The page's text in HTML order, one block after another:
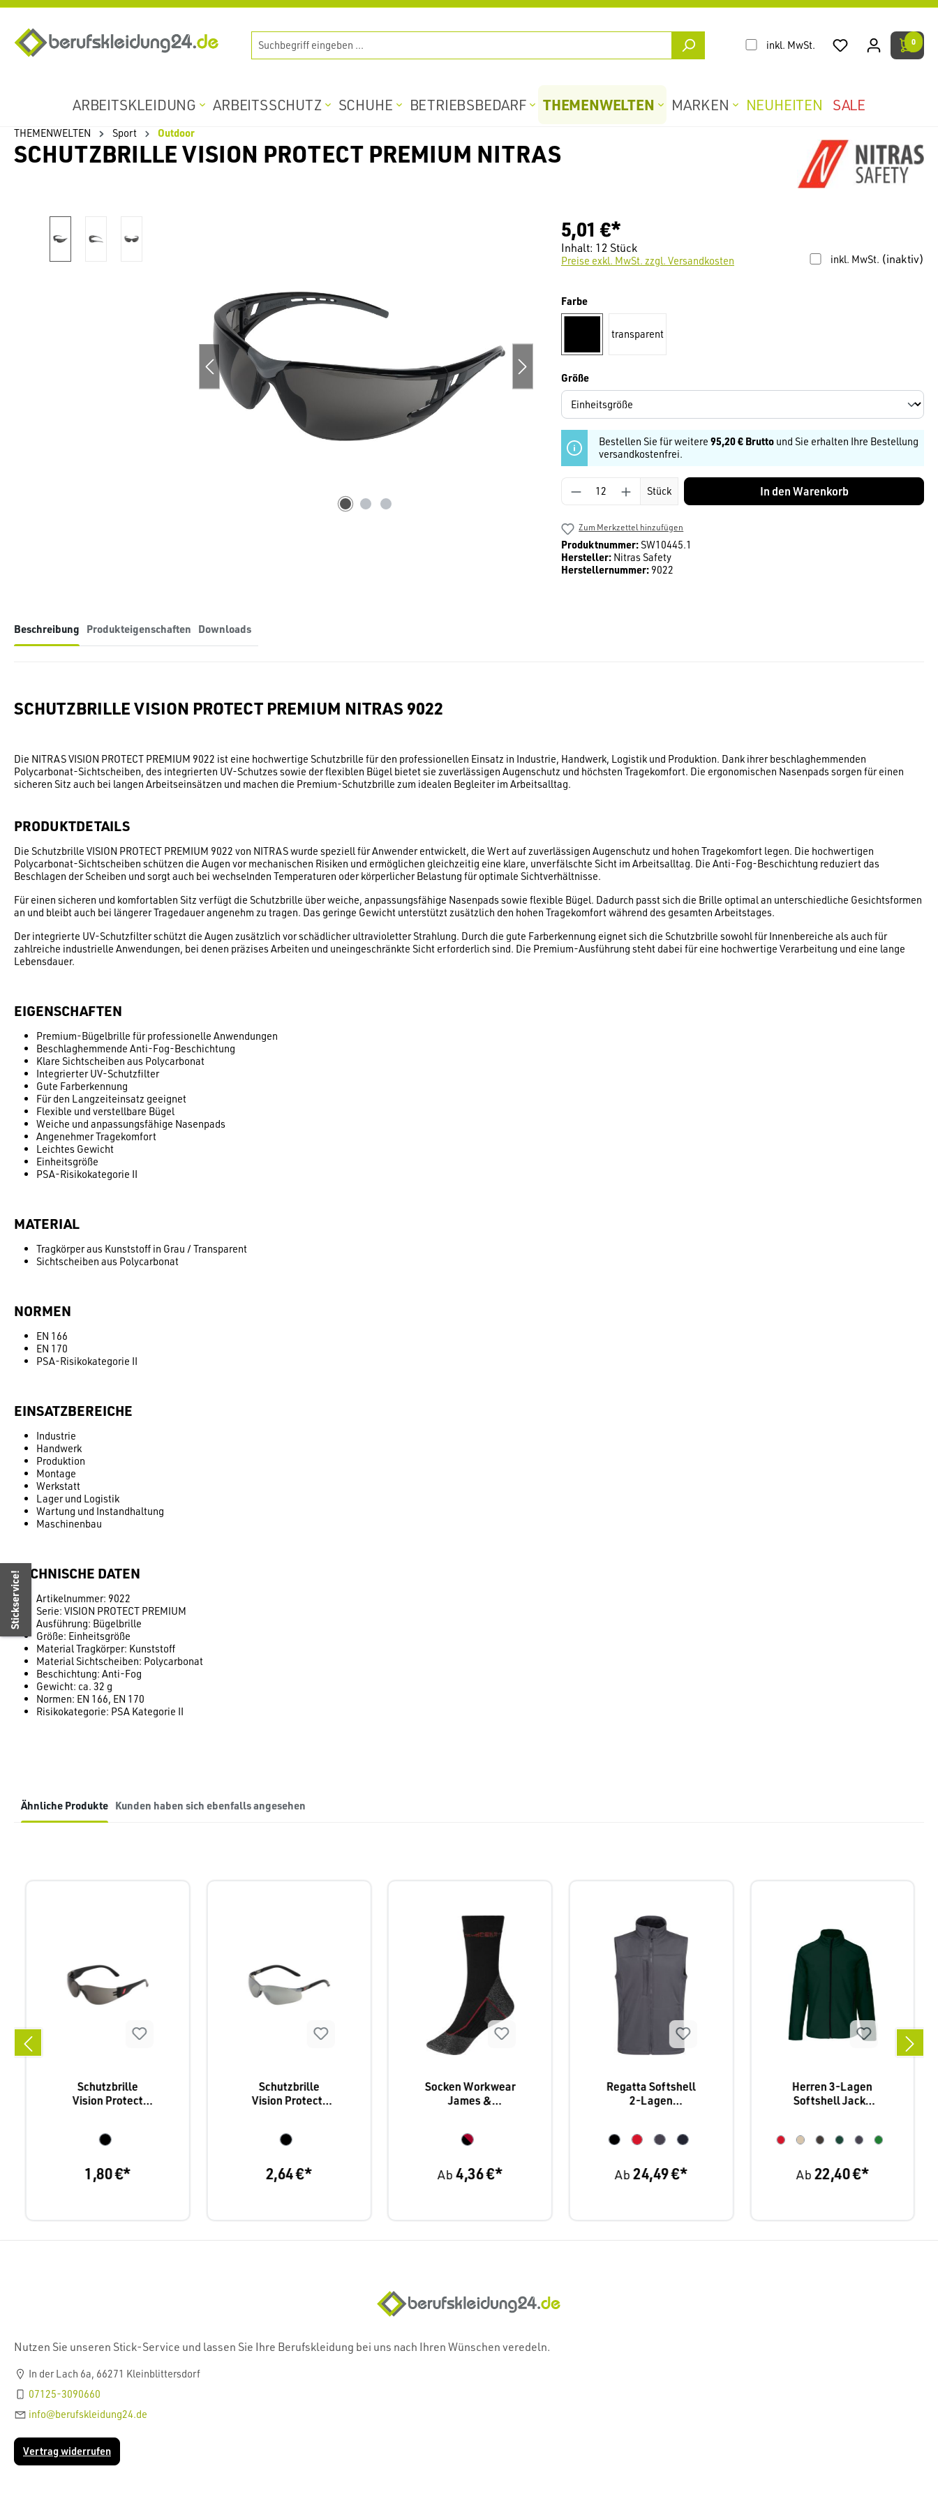
inkl. MwSt. 0
ARBEITSKLEIDUNG ARBEITSSCHUTZ SCHUHE BETRIEBSBEDARF THEMENWELTEN MARKEN NEUHEITEN SALE
THEMENWELTEN Sport Outdoor
SCHUTZBRILLE VISION PROTECT PREMIUM NITRAS
5,01 €*
Inhalt: 12 Stück
inkl. MwSt. (inaktiv)
Preise exkl. MwSt. zzgl. Versandkosten
Farbeauswählen
schwarztransparent
Größeauswählen
Bestellen Sie für weitere 95,20 € Brutto und Sie erhalten Ihre Bestellung
versandkostenfrei.
Produkt Anzahl: Gib den gewünschten Wert ein
Stück In den Warenkorb
Zum Merkzettel hinzufügen
Produktnummer:SW10445.1
Hersteller: Nitras Safety
Herstellernummer: 9022
Beschreibung Produkteigenschaften Downloads
SCHUTZBRILLE VISION PROTECT PREMIUM NITRAS 9022
Die NITRAS VISION PROTECT PREMIUM 9022 ist eine hochwertige Schutzbrille für den professionellen Einsatz in Industrie, Handwerk, Logistik und Produktion. Dank ihrer beschlaghemmenden
Polycarbonat-Sichtscheiben, des integrierten UV-Schutzes sowie der flexiblen Bügel bietet sie zuverlässigen Augenschutz und höchsten Tragekomfort. Die ergonomischen Nasenpads sorgen für einen
sicheren Sitz auch bei langen Arbeitseinsätzen und machen die Premium-Schutzbrille zum idealen Begleiter im Arbeitsalltag.
PRODUKTDETAILS
Die Schutzbrille VISION PROTECT PREMIUM 9022 von NITRAS wurde speziell für Anwender entwickelt, die Wert auf zuverlässigen Augenschutz und hohen Tragekomfort legen. Die hochwertigen
Polycarbonat-Sichtscheiben schützen die Augen vor mechanischen Risiken und ermöglichen gleichzeitig eine klare, unverfälschte Sicht im Arbeitsalltag. Die Anti-Fog-Beschichtung reduziert das
Beschlagen der Scheiben und sorgt auch bei wechselnden Temperaturen oder körperlicher Belastung für optimale Sichtverhältnisse.
Für einen sicheren und komfortablen Sitz verfügt die Schutzbrille über weiche, anpassungsfähige Nasenpads sowie flexible Bügel. Dadurch passt sich die Brille optimal an unterschiedliche Gesichtsformen
an und bleibt auch bei längerer Tragedauer angenehm zu tragen. Das geringe Gewicht unterstützt zusätzlich den hohen Tragekomfort während des gesamten Arbeitstages.
Der integrierte UV-Schutzfilter schützt die Augen zusätzlich vor schädlicher ultravioletter Strahlung. Durch die gute Farberkennung eignet sich die Schutzbrille sowohl für Innenbereiche als auch für
zahlreiche industrielle Anwendungen, bei denen präzises Arbeiten und uneingeschränkte Sicht erforderlich sind. Die Premium-Ausführung steht dabei für eine hochwertige Verarbeitung und eine lange
Lebensdauer.
EIGENSCHAFTEN
Premium-Bügelbrille für professionelle Anwendungen
Beschlaghemmende Anti-Fog-Beschichtung
Klare Sichtscheiben aus Polycarbonat
Integrierter UV-Schutzfilter
Gute Farberkennung
Für den Langzeiteinsatz geeignet
Flexible und verstellbare Bügel
Weiche und anpassungsfähige Nasenpads
Angenehmer Tragekomfort
Leichtes Gewicht
Einheitsgröße
PSA-Risikokategorie II
MATERIAL
Tragkörper aus Kunststoff in Grau / Transparent
Sichtscheiben aus Polycarbonat
NORMEN
EN 166
EN 170
PSA-Risikokategorie II
EINSATZBEREICHE
Industrie
Handwerk
Produktion
Montage
Werkstatt
Lager und Logistik
Wartung und Instandhaltung
Maschinenbau
TECHNISCHE DATEN
Artikelnummer: 9022
Serie: VISION PROTECT PREMIUM
Ausführung: Bügelbrille
Größe: Einheitsgröße
Material Tragkörper: Kunststoff
Material Sichtscheiben: Polycarbonat
Beschichtung: Anti-Fog
Gewicht: ca. 32 g
Normen: EN 166, EN 170
Risikokategorie: PSA Kategorie II
Ähnliche Produkte Kunden haben sich ebenfalls angesehen
Schutzbrille
Vision Protect
1,80 €*
Schutzbrille
Vision Protect,
2,64 €*
Socken Workwear
James &
Ab4,36 €*
Regatta Softshell
2-Lagen
Ab 24,49 €*
Herren 3-Lagen
Softshell Jacke
Ab 22,40 €*
Nutzen Sie unseren Stick-Service und lassen Sie Ihre Berufskleidung bei uns nach Ihren Wünschen veredeln.
In der Lach 6a, 66271 Kleinblittersdorf
07125-3090660
info@berufskleidung24.de
Vertrag widerrufen
Stickservice!